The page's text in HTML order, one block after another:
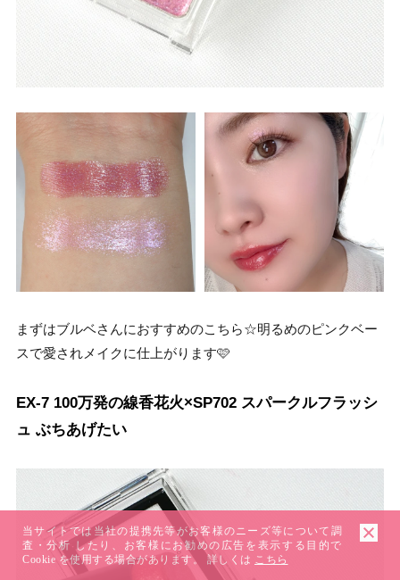
まずはブルベさんにおすすめのこちら☆明るめのピンクベー
スで愛されメイクに仕上がります🩷
EX-7 100万発の線香花火×SP702 スパークルフラッシ
ュ ぶちあげたい
当サイトでは当社の提携先等がお客様のニーズ等について調
査・分析 したり、お客様にお勧めの広告を表示する目的で
Cookie を使用する場合があります。 詳しくは こちら